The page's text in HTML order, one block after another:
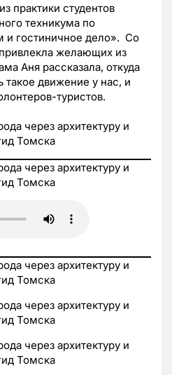
практики студентов
техникума по
и гостиничное дело». Со
желающих из
Аня рассказала, откуда
такое движение у нас, и
туристов.